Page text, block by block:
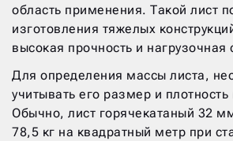
область применения. Такой лист
изготовления тяжелых
высокая прочность и нагрузочная
Для определения массы листа,
учитывать его размер и
Обычно, лист горячекатаный 32
78,5 кг на квадратный метр при